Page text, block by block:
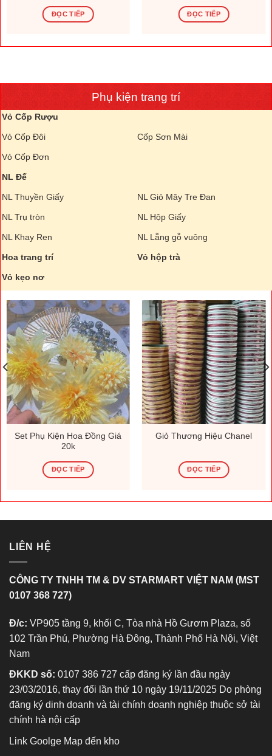
ĐỌC TIẾP ĐỌC TIẾP
Phụ kiện trang trí
Vỏ Cốp Rượu
Vỏ Cốp Đôi Cốp Sơn Mài
Vỏ Cốp Đơn
NL Đế
NL Thuyền Giấy NL Giỏ Mây Tre Đan
NL Trụ tròn NL Hộp Giấy
NL Khay Ren NL Lẵng gỗ vuông
Hoa trang trí Vỏ hộp trà
Vỏ kẹo nơ
Set Phụ Kiện Hoa Đồng Giá
20k
ĐỌC TIẾP
Giỏ Thương Hiệu Chanel
ĐỌC TIẾP
LIÊN HỆ
CÔNG TY TNHH TM & DV STARMART VIỆT NAM (MST
0107 368 727)
Đ/c: VP905 tầng 9, khối C, Tòa nhà Hồ Gươm Plaza, số
102 Trần Phú, Phường Hà Đông, Thành Phố Hà Nội, Việt
Nam
ĐKKD số: 0107 386 727 cấp đăng ký lần đầu ngày
23/03/2016, thay đổi lần thứ 10 ngày 19/11/2025 Do phòng
đăng ký dinh doanh và tài chính doanh nghiệp thuộc sở tài
chính hà nội cấp
Link Goolge Map đến kho